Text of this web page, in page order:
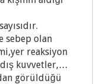
sebep olan
reaksiyon
kuvvetler,…
görüldüğü